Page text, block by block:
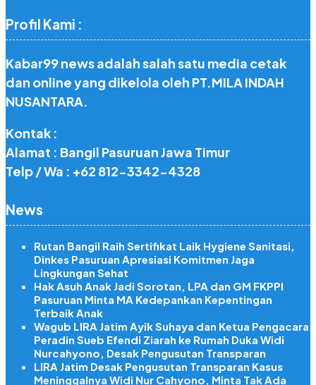
Profil Kami :
Kabar99 news adalah salah satu media cetak
dan online yang dikelola oleh PT.MILA INDAH
NUSANTARA.
Kontak :
Alamat : Bangil Pasuruan Jawa Timur
Telp / Wa : +62 812-3342-4328
News
Rutan Bangil Raih Sertifikat Laik Hygiene Sanitasi,
Dinkes Pasuruan Apresiasi Komitmen Jaga
Lingkungan Sehat
Hak Asuh Anak Jadi Sorotan, LPA dan GM FKPPI
Pasuruan Minta MA Kedepankan Kepentingan
Terbaik Anak
Wagub LIRA Jatim Ayik Suhaya dan Ketua Pengacara
Peradin Sueb Efendi Ziarah ke Rumah Duka Widi
Nurcahyono, Desak Pengusutan Transparan
LIRA Jatim Desak Pengusutan Transparan Kasus
Meninggalnya Widi Nur Cahyono, Minta Tak Ada